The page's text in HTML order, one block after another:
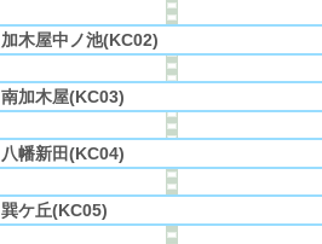
加木屋中ノ池(KC02)
南加木屋(KC03)
八幡新田(KC04)
巽ケ丘(KC05)